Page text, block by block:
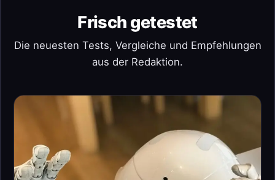
Frisch getestet
Die neuesten Tests, Vergleiche und Empfehlungen
aus der Redaktion.